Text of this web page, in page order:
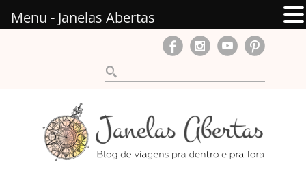
Menu - Janelas Abertas